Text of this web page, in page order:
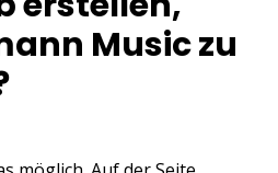
Music zu